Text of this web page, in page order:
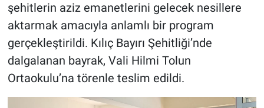
şehitlerin aziz emanetlerini gelecek nesillere
aktarmak amacıyla anlamlı bir program
gerçekleştirildi. Kılıç Bayırı Şehitliği’nde
dalgalanan bayrak, Vali Hilmi Tolun
Ortaokulu’na törenle teslim edildi.
HABERDE İNSAN
EĞİTİM
BİLİM VE TEKNOLOJİ